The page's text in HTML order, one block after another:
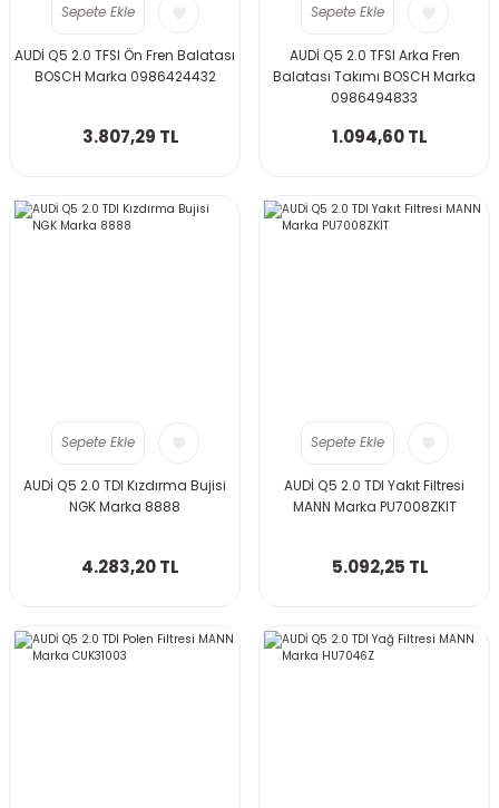
Sepete Ekle
AUDİ Q5 2.0 TFSI Ön Fren Balatası
BOSCH Marka 0986424432
3.807,29 TL
Sepete Ekle
AUDİ Q5 2.0 TFSI Arka Fren
Balatası Takımı BOSCH Marka
0986494833
1.094,60 TL
Sepete Ekle
AUDİ Q5 2.0 TDI Kızdırma Bujisi
NGK Marka 8888
4.283,20 TL
Sepete Ekle
AUDİ Q5 2.0 TDI Yakıt Filtresi
MANN Marka PU7008ZKIT
5.092,25 TL